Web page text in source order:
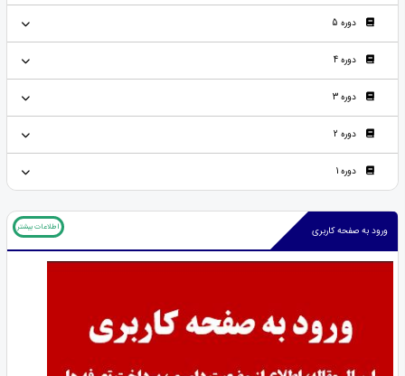
دوره 5
دوره 4
دوره 3
دوره 2
دوره 1
ورود به صفحه کاربری اطلاعات بیشتر